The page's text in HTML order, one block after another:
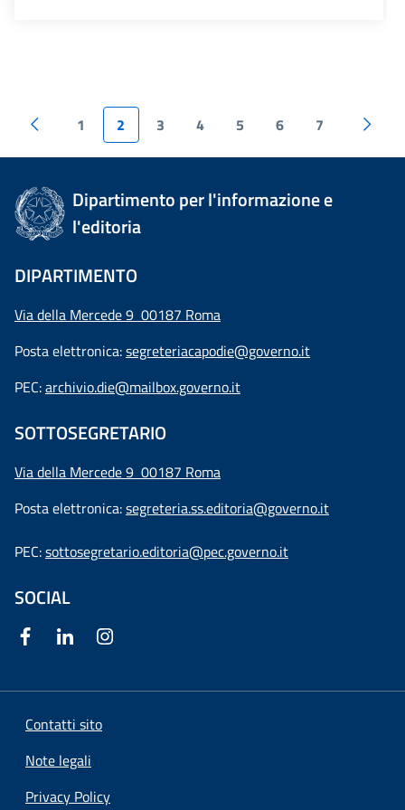
1 2 3 4 5 6 7
Dipartimento per l'informazione e
l'editoria
DIPARTIMENTO
Via della Mercede 9 00187 Roma
Posta elettronica:segreteriacapodie@governo.it
PEC:archivio.die@mailbox.governo.it
SOTTOSEGRETARIO
Via della Mercede 9 00187 Roma
Posta elettronica:segreteria.ss.editoria@governo.it
PEC:sottosegretario.editoria@pec.governo.it
SOCIAL
Contatti sito
Note legali
Privacy Policy